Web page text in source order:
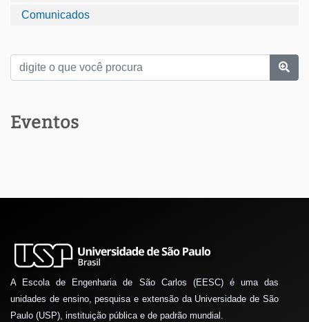
Comunicados
Eventos
A Escola de Engenharia de São Carlos (EESC) é uma das
unidades de ensino, pesquisa e extensão da Universidade de São
Paulo (USP), instituição pública e de padrão mundial.